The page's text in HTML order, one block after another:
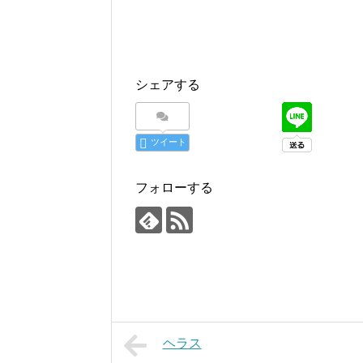
シェアする
ツイート
フォローする
ヘラス